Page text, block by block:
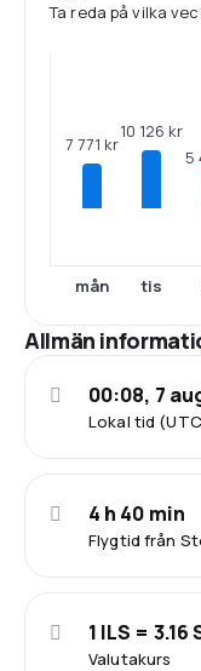
Ta reda på vilka
7 771 kr
mån
10 126 kr
tis
5
Allmän
Lokal tid
00:08, 7
Flygtid från
4 h 40 min
Valutakurs
1 ILS = 3.16